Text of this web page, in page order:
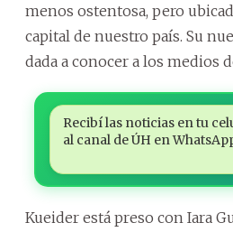
menos ostentosa, pero
capital de nuestro país. Su
dada a conocer a los medios
Recibí las noticias en tu
al canal de ÚH en
Kueider está preso con Iara